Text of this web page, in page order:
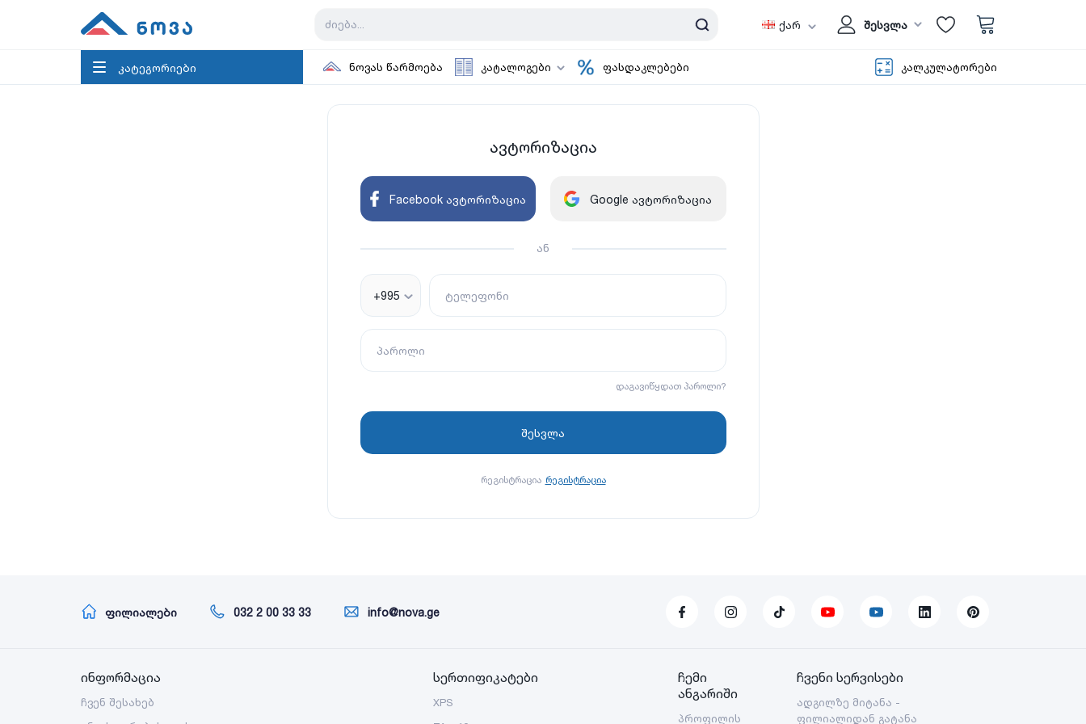
ქარ შესვლა
კატეგორიები ნოვას წარმოება კატალოგები ფასდაკლებები კალკულატორები
ავტორიზაცია
Facebook ავტორიზაცია Google ავტორიზაცია
ან
+995 ტელეფონი
პაროლი
დაგავიწყდათ პაროლი?
რეგისტრაცია რეგისტრაცია
ფილიალები 032 2 00 33 33 info@nova.ge
ინფორმაცია
ჩვენ შესახებ
სერთიფიკატები
XPS
ჩემი
ანგარიში
პროფილის
ჩვენი სერვისები
ადგილზე მიტანა -
ფილიალიდან გატანა